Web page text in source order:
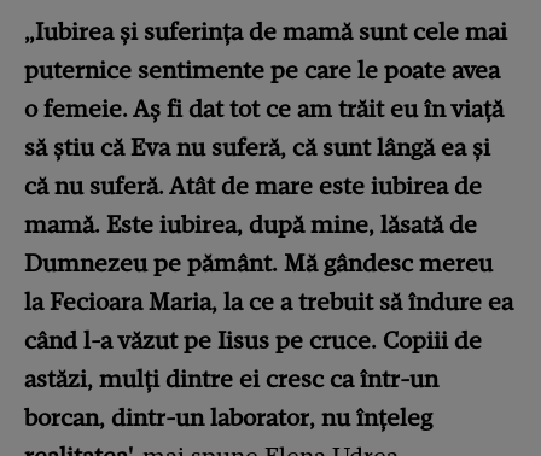
„Iubirea și suferința de mamă sunt cele mai
puternice sentimente pe care le poate avea
o femeie. Aș fi dat tot ce am trăit eu în viață
să știu că Eva nu suferă, că sunt lângă ea și
că nu suferă. Atât de mare este iubirea de
mamă. Este iubirea, după mine, lăsată de
Dumnezeu pe pământ. Mă gândesc mereu
la Fecioara Maria, la ce a trebuit să îndure ea
când l-a văzut pe Iisus pe cruce. Copiii de
astăzi, mulți dintre ei cresc ca într-un
borcan, dintr-un laborator, nu înțeleg